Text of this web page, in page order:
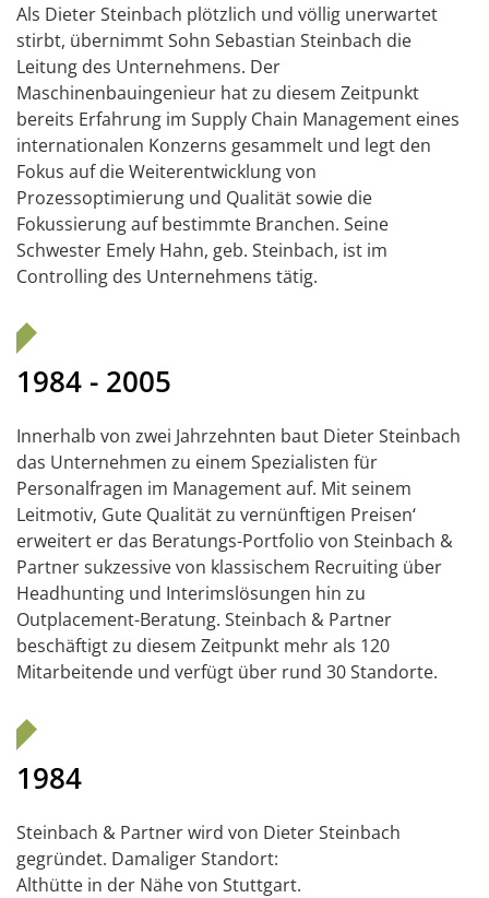
Als Dieter Steinbach plötzlich und völlig unerwartet
stirbt, übernimmt Sohn Sebastian Steinbach die
Leitung des Unternehmens. Der
Maschinenbauingenieur hat zu diesem Zeitpunkt
bereits Erfahrung im Supply Chain Management eines
internationalen Konzerns gesammelt und legt den
Fokus auf die Weiterentwicklung von
Prozessoptimierung und Qualität sowie die
Fokussierung auf bestimmte Branchen. Seine
Schwester Emely Hahn, geb. Steinbach, ist im
Controlling des Unternehmens tätig.
1984 - 2005
Innerhalb von zwei Jahrzehnten baut Dieter Steinbach
das Unternehmen zu einem Spezialisten für
Personalfragen im Management auf. Mit seinem
Leitmotiv‚ Gute Qualität zu vernünftigen Preisen‘
erweitert er das Beratungs-Portfolio von Steinbach &
Partner sukzessive von klassischem Recruiting über
Headhunting und Interimslösungen hin zu
Outplacement-Beratung. Steinbach & Partner
beschäftigt zu diesem Zeitpunkt mehr als 120
Mitarbeitende und verfügt über rund 30 Standorte.
1984
Steinbach & Partner wird von Dieter Steinbach
gegründet. Damaliger Standort:
Althütte in der Nähe von Stuttgart.